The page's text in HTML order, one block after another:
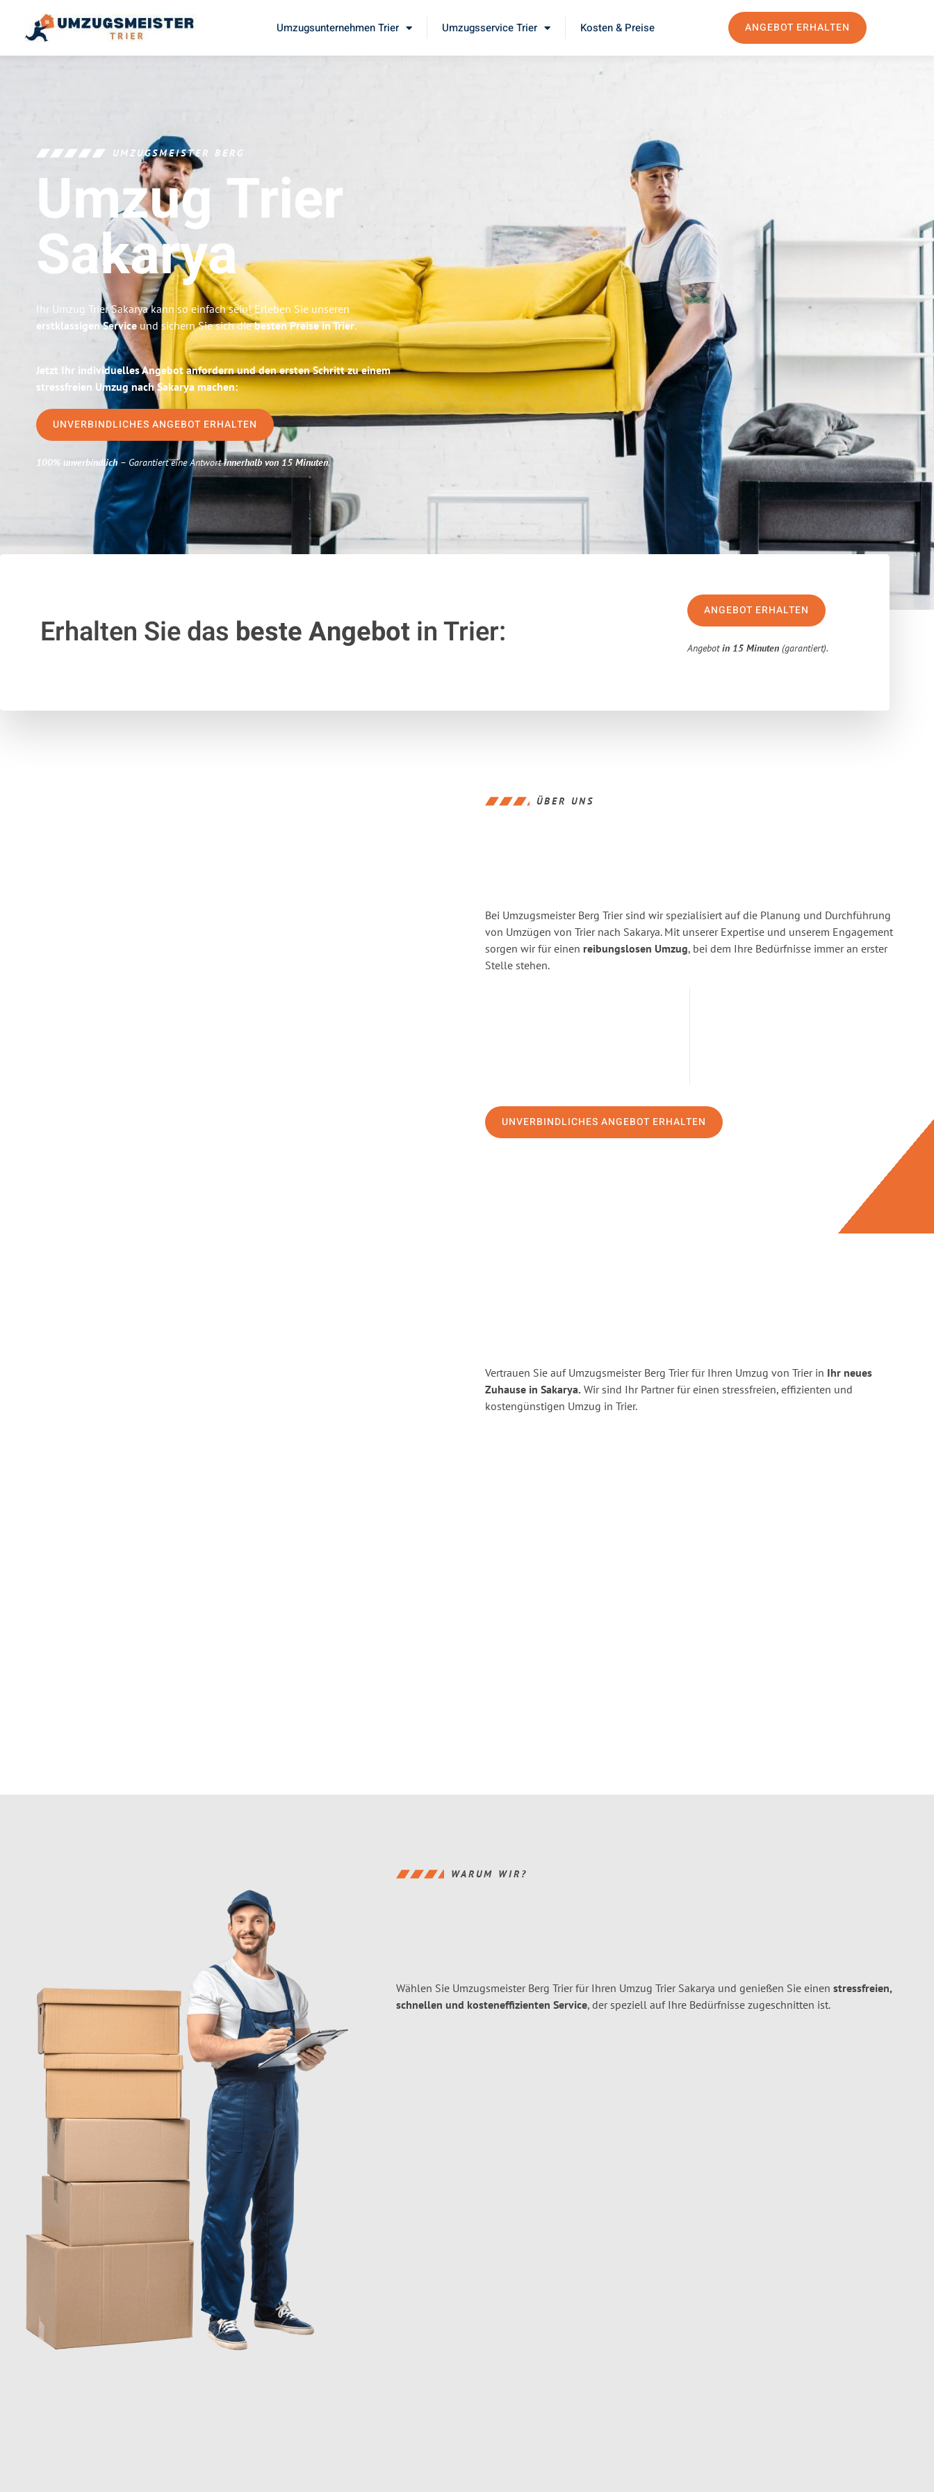
Umzugsunternehmen Trier Umzugsservice Trier Kosten & Preise ANGEBOT ERHALTEN
UMZUGSMEISTER BERG
Umzug Trier
Sakarya
Ihr Umzug Trier Sakarya kann so einfach sein! Erleben Sie unseren
erstklassigen Service und sichern Sie sich diebesten Preise in Trier.
Jetzt Ihr individuelles Angebot anfordern und den ersten Schritt zu einem
stressfreien Umzug nach Sakarya machen:
UNVERBINDLICHES ANGEBOT ERHALTEN
100% unverbindlich– Garantiert eine Antwortinnerhalb von 15 Minuten.
Erhalten Sie das beste Angebotin Trier:
ANGEBOT ERHALTEN
Angebotin 15 Minuten (garantiert).
ÜBER UNS
Bei Umzugsmeister Berg Trier sind wir spezialisiert auf die Planung und Durchführung
von Umzügen von Trier nach Sakarya. Mit unserer Expertise und unserem Engagement
sorgen wir für einen reibungslosen Umzug, bei dem Ihre Bedürfnisse immer an erster
Stelle stehen.
UNVERBINDLICHES ANGEBOT ERHALTEN
Vertrauen Sie auf Umzugsmeister Berg Trier für Ihren Umzug von Trier in Ihr neues
Zuhause in Sakarya. Wir sind Ihr Partner für einen stressfreien, effizienten und
kostengünstigen Umzug in Trier.
WARUM WIR?
Wählen Sie Umzugsmeister Berg Trier für Ihren Umzug Trier Sakarya und genießen Sie einen stressfreien,
schnellen und kosteneffizienten Service, der speziell auf Ihre Bedürfnisse zugeschnitten ist.